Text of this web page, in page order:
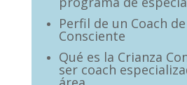
Perfil de un Coach
Consciente
Qué es la Crianza
ser coach